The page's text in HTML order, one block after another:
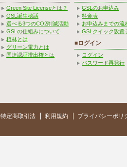
Green Site Licenseとは？
GSL誕生秘話
選べる3つのCO2削減活動
GSLの仕組みについて
植林とは
グリーン電力とは
国連認証排出権とは
GSLのお申込み
料金表
お申込みまでの流
GSLクイック設置
■ログイン
ログイン
パスワード再発行
特定商取引法 利用規約 プライバシーポリ